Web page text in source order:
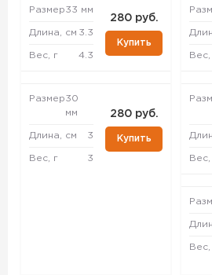
Размер33 мм
Длина, см 3.3
Вес, г 4.3
280 руб.
Купить
Размер30
мм
Длина, см 3
Вес, г 3
280 руб.
Купить
Вес,
Вес,
Вес,